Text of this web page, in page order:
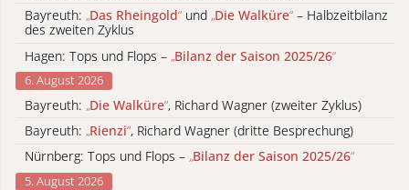
Bayreuth: „Das Rheingold“ und „Die Walküre“ – Halbzeitbilanz
des zweiten Zyklus
Hagen: Tops und Flops – „Bilanz der Saison 2025/26“
6. August 2026
Bayreuth: „Die Walküre“, Richard Wagner (zweiter Zyklus)
Bayreuth: „Rienzi“, Richard Wagner (dritte Besprechung)
Nürnberg: Tops und Flops – „Bilanz der Saison 2025/26“
5. August 2026